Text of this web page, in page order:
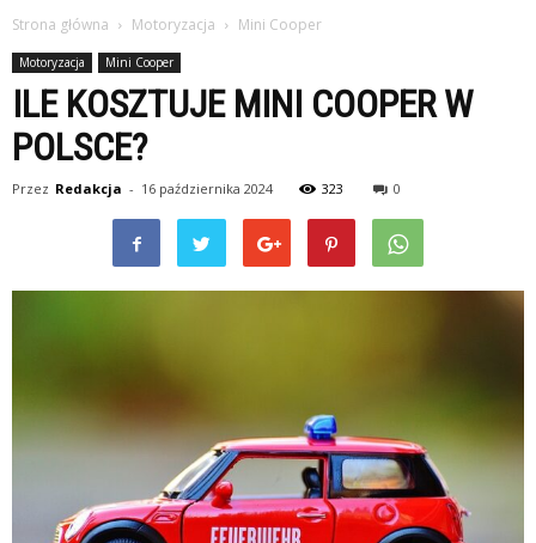
Strona główna Motoryzacja Mini Cooper
Motoryzacja Mini Cooper
ILE KOSZTUJE MINI COOPER W
POLSCE?
Przez Redakcja - 16 października 2024 323 0